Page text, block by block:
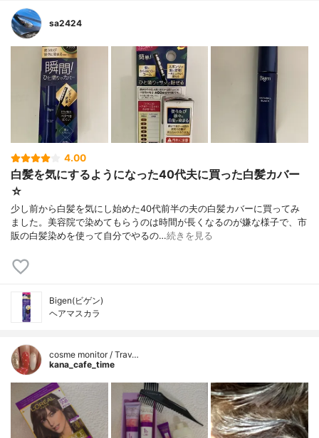
sa2424
4.00
白髪を気にするようになった40代夫に買った白髪カバー
☆
少し前から白髪を気にし始めた40代前半の夫の白髪カバーに買ってみ
ました。美容院で染めてもらうのは時間が長くなるのが嫌な様子で、市
販の白髪染めを使って自分でやるの…続きを見る
Bigen(ビゲン)
ヘアマスカラ
cosme monitor / Trav…
kana_cafe_time